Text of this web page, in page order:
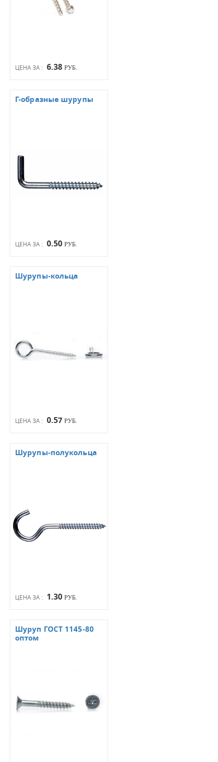
ЦЕНА ЗА : 6.38 РУБ.
ЦЕНА ЗА : 0.50 РУБ.
Г-образные шурупы
ЦЕНА ЗА : 0.57 РУБ.
Шурупы-кольца
ЦЕНА ЗА : 1.30 РУБ.
Шурупы-полукольца
Шуруп ГОСТ 1145-80
оптом